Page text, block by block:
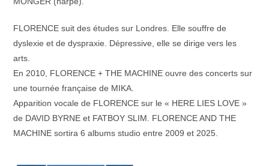
FLORENCE suit des études sur Londres. Elle souffre de
dyslexie et de dyspraxie. Dépressive, elle se dirige vers les
arts.
En 2010, FLORENCE + THE MACHINE ouvre des concerts sur
une tournée française de MIKA.
Apparition vocale de FLORENCE sur le « HERE LIES LOVE »
de DAVID BYRNE et FATBOY SLIM. FLORENCE AND THE
MACHINE sortira 6 albums studio entre 2009 et 2025.